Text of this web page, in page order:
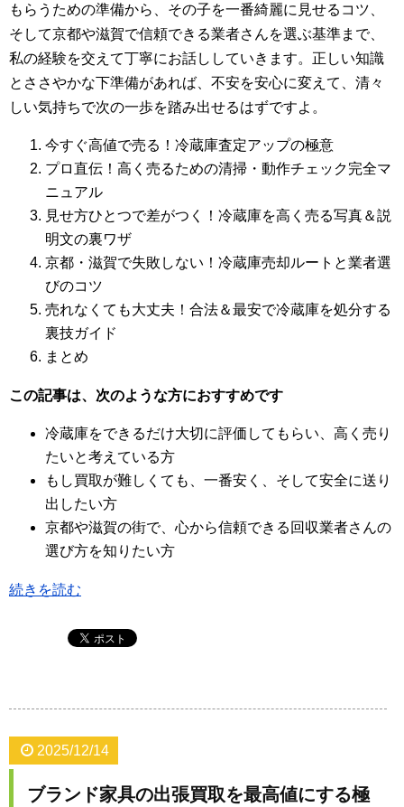
もらうための準備から、その子を一番綺麗に見せるコツ、
そして京都や滋賀で信頼できる業者さんを選ぶ基準まで、
私の経験を交えて丁寧にお話ししていきます。正しい知識
とささやかな下準備があれば、不安を安心に変えて、清々
しい気持ちで次の一歩を踏み出せるはずですよ。
今すぐ高値で売る！冷蔵庫査定アップの極意
プロ直伝！高く売るための清掃・動作チェック完全マ
ニュアル
見せ方ひとつで差がつく！冷蔵庫を高く売る写真＆説
明文の裏ワザ
京都・滋賀で失敗しない！冷蔵庫売却ルートと業者選
びのコツ
売れなくても大丈夫！合法＆最安で冷蔵庫を処分する
裏技ガイド
まとめ
この記事は、次のような方におすすめです
冷蔵庫をできるだけ大切に評価してもらい、高く売り
たいと考えている方
もし買取が難しくても、一番安く、そして安全に送り
出したい方
京都や滋賀の街で、心から信頼できる回収業者さんの
選び方を知りたい方
続きを読む
2025/12/14
ブランド家具の出張買取を最高値にする極